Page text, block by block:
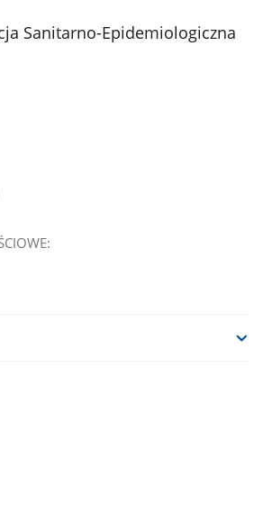
Sanitarno-Epidemiologiczna